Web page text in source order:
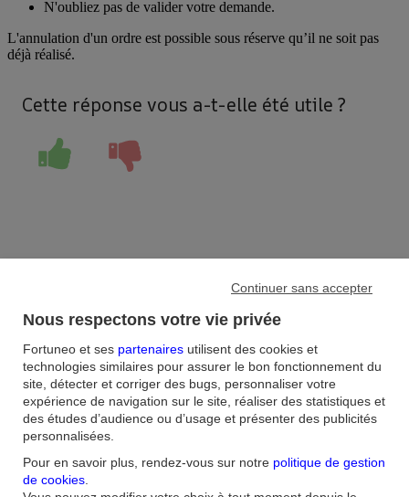
N'oubliez pas de valider votre demande.
L'annulation d'un ordre est possible sous réserve qu’il ne soit pas
déjà réalisé.
Cette réponse vous a-t-elle été utile ?
Bourse/
Comment annuler un ordre de Bourse ?
Aide et contact
FAQNous contacter / RéclamationsFormulairesAccessibilité : non
conformeSécuritéPlan du site
Nous connaitre
Nous respectons votre vie privée
Fortuneo et ses partenaires utilisent des cookies et
technologies similaires pour assurer le bon fonctionnement du
site, détecter et corriger des bugs, personnaliser votre
expérience de navigation sur le site, réaliser des statistiques et
des études d’audience ou d’usage et présenter des publicités
personnalisées.
Pour en savoir plus, rendez-vous sur notre politique de gestion
de cookies.
Continuer sans accepter